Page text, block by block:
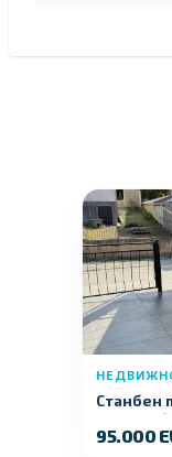
Станбен
Куманово
95.000